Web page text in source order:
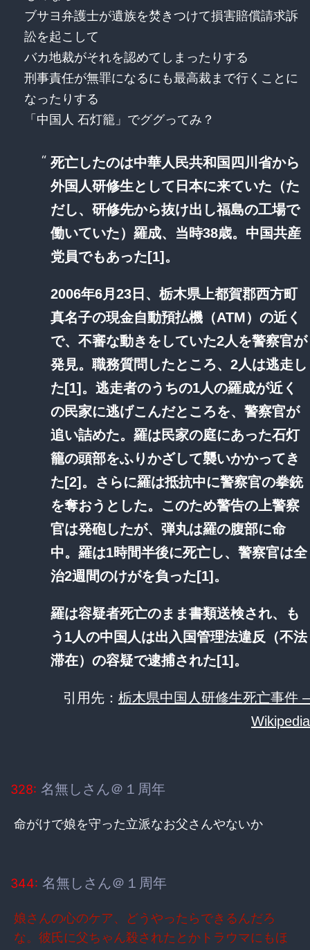
ブサヨ弁護士が遺族を焚きつけて損害賠償請求訴
訟を起こして
バカ地裁がそれを認めてしまったりする
刑事責任が無罪になるにも最高裁まで行くことに
なったりする
「中国人 石灯籠」でググってみ？
死亡したのは中華人民共和国四川省から
外国人研修生として日本に来ていた（た
だし、研修先から抜け出し福島の工場で
働いていた）羅成、当時38歳。中国共産
党員でもあった[1]。
2006年6月23日、栃木県上都賀郡西方町
真名子の現金自動預払機（ATM）の近く
で、不審な動きをしていた2人を警察官が
発見。職務質問したところ、2人は逃走し
た[1]。逃走者のうちの1人の羅成が近く
の民家に逃げこんだところを、警察官が
追い詰めた。羅は民家の庭にあった石灯
籠の頭部をふりかざして襲いかかってき
た[2]。さらに羅は抵抗中に警察官の拳銃
を奪おうとした。このため警告の上警察
官は発砲したが、弾丸は羅の腹部に命
中。羅は1時間半後に死亡し、警察官は全
治2週間のけがを負った[1]。
羅は容疑者死亡のまま書類送検され、も
う1人の中国人は出入国管理法違反（不法
滞在）の容疑で逮捕された[1]。
引用先： 栃木県中国人研修生死亡事件 –
Wikipedia
328: 名無しさん＠１周年
命がけで娘を守った立派なお父さんやないか
344: 名無しさん＠１周年
娘さんの心のケア、どうやったらできるんだろ
な。彼氏に父ちゃん殺されたとかトラウマにもほ